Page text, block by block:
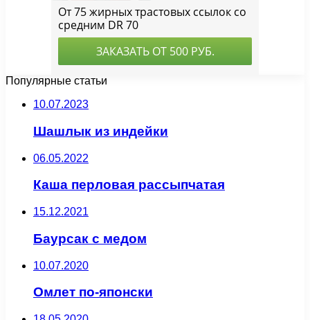
Популярные статьи
10.07.2023
Шашлык из индейки
06.05.2022
Каша перловая рассыпчатая
15.12.2021
Баурсак с медом
10.07.2020
Омлет по-японски